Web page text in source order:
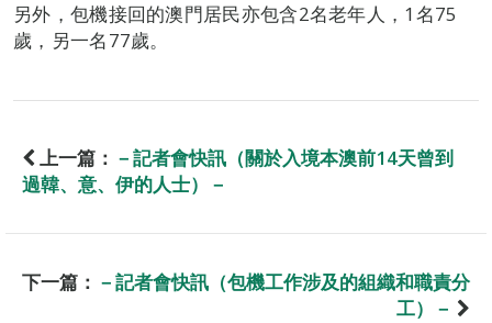
另外，包機接回的澳門居民亦包含2名老年人，1名75
歲，另一名77歲。
上一篇： －記者會快訊（關於入境本澳前14天曾到
過韓、意、伊的人士）－
下一篇： －記者會快訊（包機工作涉及的組織和職責分
工）－